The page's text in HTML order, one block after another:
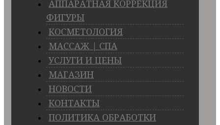
АППАРАТНАЯ КОРРЕКЦИЯ
ФИГУРЫ
КОСМЕТОЛОГИЯ
МАССАЖ | СПА
УСЛУГИ И ЦЕНЫ
МАГАЗИН
НОВОСТИ
КОНТАКТЫ
ПОЛИТИКА ОБРАБОТКИ